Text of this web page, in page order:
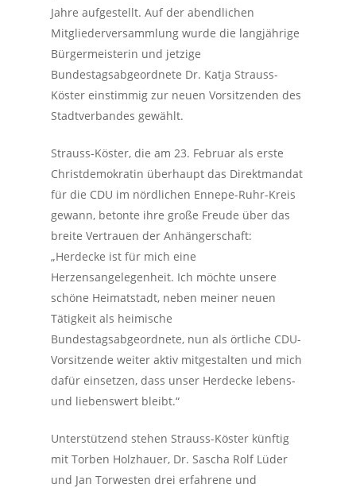
Jahre aufgestellt. Auf der abendlichen
Mitgliederversammlung wurde die langjährige
Bürgermeisterin und jetzige
Bundestagsabgeordnete Dr. Katja Strauss-
Köster einstimmig zur neuen Vorsitzenden des
Stadtverbandes gewählt.
Strauss-Köster, die am 23. Februar als erste
Christdemokratin überhaupt das Direktmandat
für die CDU im nördlichen Ennepe-Ruhr-Kreis
gewann, betonte ihre große Freude über das
breite Vertrauen der Anhängerschaft:
„Herdecke ist für mich eine
Herzensangelegenheit. Ich möchte unsere
schöne Heimatstadt, neben meiner neuen
Tätigkeit als heimische
Bundestagsabgeordnete, nun als örtliche CDU-
Vorsitzende weiter aktiv mitgestalten und mich
dafür einsetzen, dass unser Herdecke lebens-
und liebenswert bleibt.“
Unterstützend stehen Strauss-Köster künftig
mit Torben Holzhauer, Dr. Sascha Rolf Lüder
und Jan Torwesten drei erfahrene und